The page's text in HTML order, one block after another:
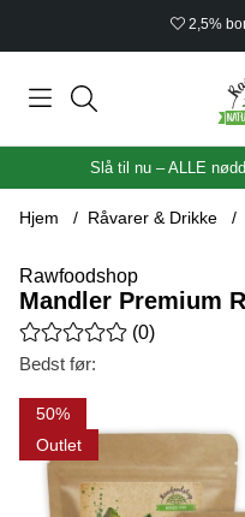
2,5%
Slå til nu – ALLE
Hjem Råvarer & Drikke
Rawfoodshop
Mandler Premium
Gennemsnitlig vurdering
(0)
Bedst før:
50
Outlet
Produktbilleder Mandler